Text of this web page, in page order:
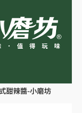
甜辣醬-小磨坊